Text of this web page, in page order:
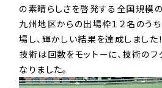
の素晴らしさを啓発する全国規模の
九州地区からの出場枠１２名のう
場し、輝かしい結果を達成しました！
技術は回数をモットーに、技術の
なりました。